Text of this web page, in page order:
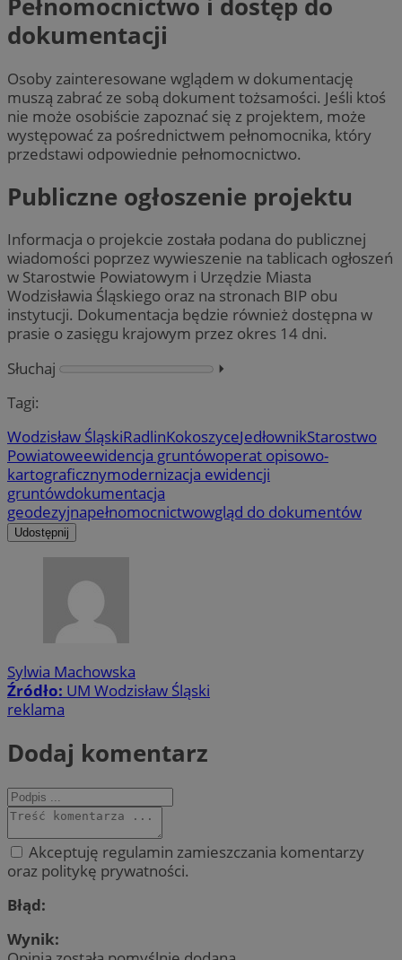
Pełnomocnictwo i dostęp do
dokumentacji
Osoby zainteresowane wglądem w dokumentację
muszą zabrać ze sobą dokument tożsamości. Jeśli ktoś
nie może osobiście zapoznać się z projektem, może
występować za pośrednictwem pełnomocnika, który
przedstawi odpowiednie pełnomocnictwo.
Publiczne ogłoszenie projektu
Informacja o projekcie została podana do publicznej
wiadomości poprzez wywieszenie na tablicach ogłoszeń
w Starostwie Powiatowym i Urzędzie Miasta
Wodzisławia Śląskiego oraz na stronach BIP obu
instytucji. Dokumentacja będzie również dostępna w
prasie o zasięgu krajowym przez okres 14 dni.
Słuchaj
⏵︎
Tagi:
Wodzisław ŚląskiRadlinKokoszyceJedłownikStarostwo
Powiatoweewidencja gruntówoperat opisowo-
kartograficznymodernizacja ewidencji
gruntówdokumentacja
geodezyjnapełnomocnictwowgląd do dokumentów
Udostępnij
Sylwia Machowska
Źródło: UM Wodzisław Śląski
reklama
Dodaj komentarz
Akceptuję regulamin zamieszczania komentarzy
oraz politykę prywatności.
Błąd:
Wynik: